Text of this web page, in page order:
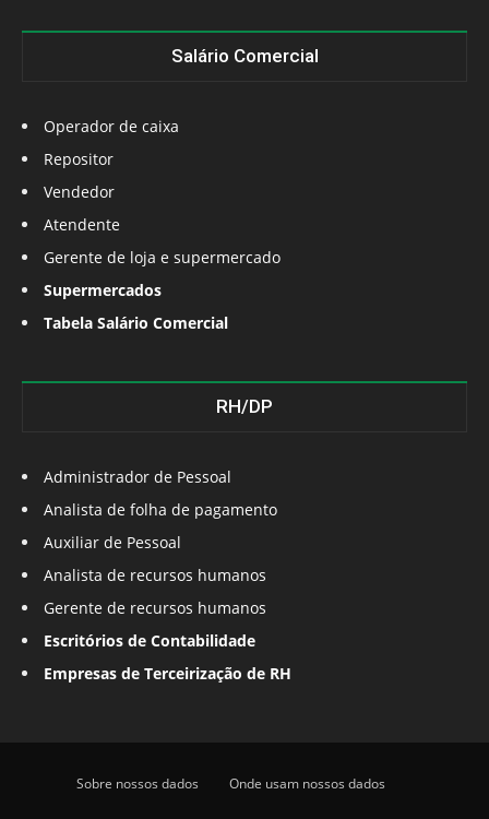
Salário Comercial
Operador de caixa
Repositor
Vendedor
Atendente
Gerente de loja e supermercado
Supermercados
Tabela Salário Comercial
RH/DP
Administrador de Pessoal
Analista de folha de pagamento
Auxiliar de Pessoal
Analista de recursos humanos
Gerente de recursos humanos
Escritórios de Contabilidade
Empresas de Terceirização de RH
Sobre nossos dados Onde usam nossos dados